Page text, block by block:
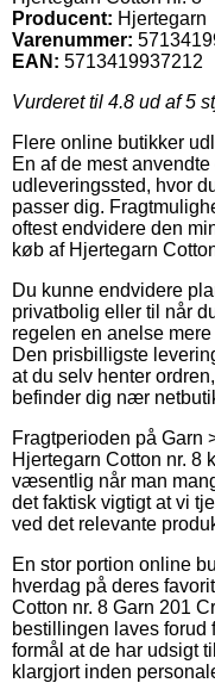
Producent: Hjertegarn
Varenummer:
EAN: 5713419937212
Vurderet til 4.8 ud af 5
Flere online butikker
En af de mest
udleveringssted, hvor
passer dig.
oftest endvidere den
køb af Hjertegarn
Du kunne endvidere
privatbolig eller til når
regelen en anelse
Den prisbilligste
at du selv henter
befinder dig nær
Fragtperioden på Garn
Hjertegarn Cotton nr.
væsentlig når man
det faktisk vigtigt at vi
ved det relevante
En stor portion online
hverdag på deres
Cotton nr. 8 Garn 201
bestillingen laves
formål at de har udsigt
klargjort inden